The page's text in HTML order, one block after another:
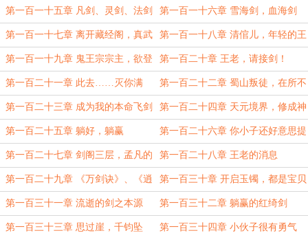
渣！ 好
第一百一十五章 凡剑、灵剑、法剑 第一百一十六章 雪海剑，血海剑
第一百一十七章 离开藏经阁，真武
九层
第一百一十八章 清倌儿，年轻的王
老
第一百一十九章 鬼王宗宗主，欲登
锁妖塔
第一百二十章 王老，请接剑！
第一百二十一章 此去……灭你满
宗！
第一百二十二章 蜀山叛徒，在所不
惜
第一百二十三章 成为我的本命飞剑 第一百二十四章 天元境界，修成神
识！
第一百二十五章 躺好，躺赢 第一百二十六章 你小子还好意思提
法剑？
第一百二十七章 剑阁三层，孟凡的
法剑
第一百二十八章 王老的消息
第一百二十九章 《万剑诀》、《逍
遥神剑》
第一百三十章 开启玉镯，都是宝贝
第一百三十一章 流逝的剑之本源 第一百三十二章 躺赢的红绮剑
第一百三十三章 思过崖，千钧坠 第一百三十四章 小伙子很有勇气